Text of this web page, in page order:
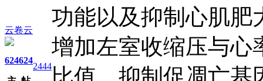
云卷云
624624
2444
功能以及抑制心肌肥
增加左室收缩压与心